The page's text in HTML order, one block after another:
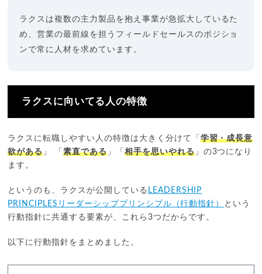
ラクスは複数の主力製品を抱え事業が急拡大しているた
め、営業の最前線を担うフィールドセールスのポジショ
ンで常に人材を求めています。
ラクスに向いてる人の特徴
ラクスに転職しやすい人の特徴は大きく分けて「 学習・成長意
欲がある 」 「素直である」「 相手を思いやれる」の3つになり
ます。
というのも、ラクスが公開している LEADERSHIP
PRINCIPLESリーダーシッププリンシプル（行動指針）
という
行動指針に共通する要素が、これら3つだからです。
以下に行動指針をまとめました。